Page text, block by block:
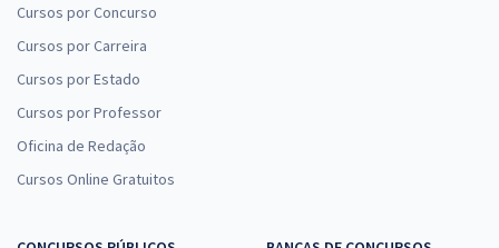
Cursos por Concurso
Cursos por Carreira
Cursos por Estado
Cursos por Professor
Oficina de Redação
Cursos Online Gratuitos